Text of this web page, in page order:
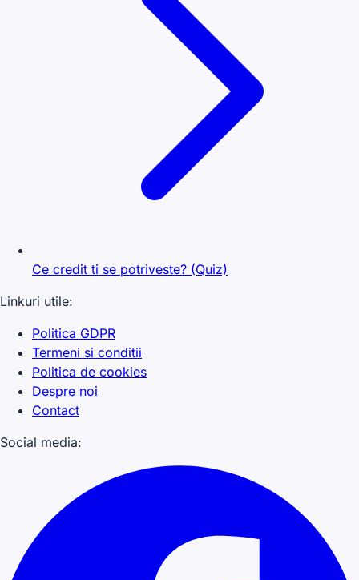
Ce credit ti se potriveste? (Quiz)
Linkuri utile:
Politica GDPR
Termeni si conditii
Politica de cookies
Despre noi
Contact
Social media: